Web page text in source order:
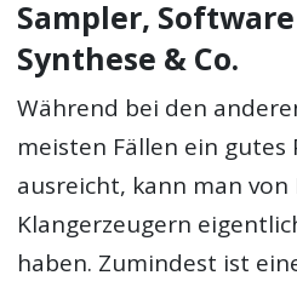
Sampler,
Synthese & Co.
Während bei den
meisten Fällen ein gutes
ausreicht, kann man
Klangerzeugern
haben. Zumindest ist